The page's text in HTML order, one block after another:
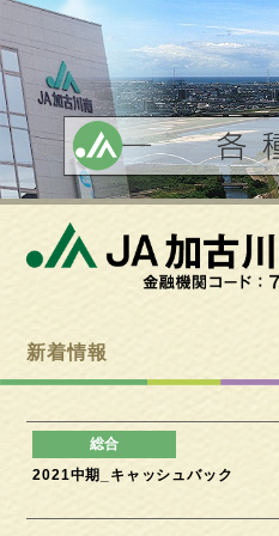
新着情報
2021中期_キャッシュバック